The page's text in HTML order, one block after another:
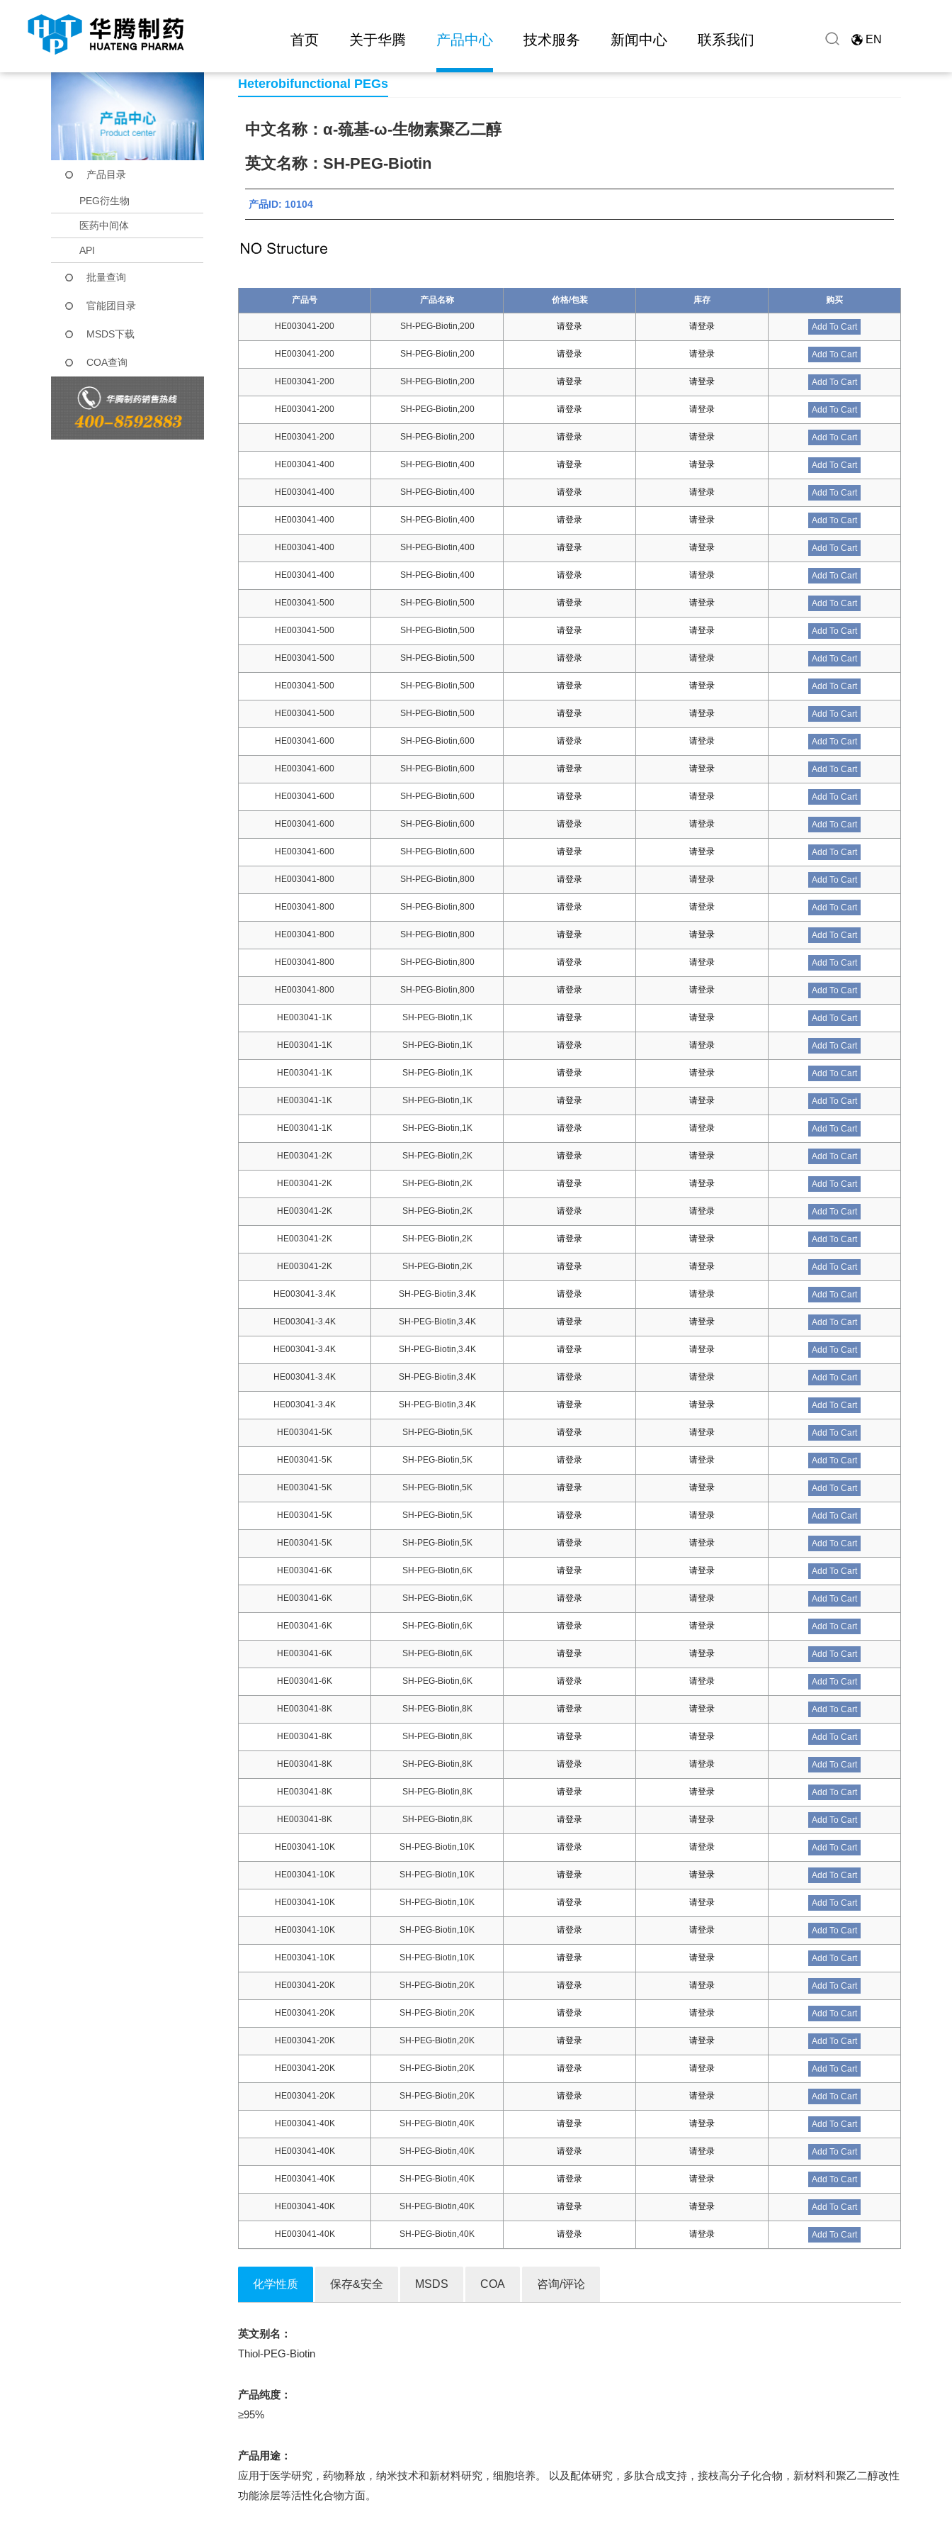
首页 关于华腾 产品中心 技术服务 新闻中心 联系我们 EN
当前位置： 首页 产品中心 SH-PEG-Biotin
产品目录
PEG衍生物
医药中间体
API
批量查询
官能团目录
MSDS下载
COA查询
Heterobifunctional PEGs
中文名称：α-巯基-ω-生物素聚乙二醇
英文名称：SH-PEG-Biotin
产品ID: 10104
产品号 产品名称 价格/包装 库存 购买
HE003041-200 SH-PEG-Biotin,200 请登录 请登录 Add To Cart
HE003041-200 SH-PEG-Biotin,200 请登录 请登录 Add To Cart
HE003041-200 SH-PEG-Biotin,200 请登录 请登录 Add To Cart
HE003041-200 SH-PEG-Biotin,200 请登录 请登录 Add To Cart
HE003041-200 SH-PEG-Biotin,200 请登录 请登录 Add To Cart
HE003041-400 SH-PEG-Biotin,400 请登录 请登录 Add To Cart
HE003041-400 SH-PEG-Biotin,400 请登录 请登录 Add To Cart
HE003041-400 SH-PEG-Biotin,400 请登录 请登录 Add To Cart
HE003041-400 SH-PEG-Biotin,400 请登录 请登录 Add To Cart
HE003041-400 SH-PEG-Biotin,400 请登录 请登录 Add To Cart
HE003041-500 SH-PEG-Biotin,500 请登录 请登录 Add To Cart
HE003041-500 SH-PEG-Biotin,500 请登录 请登录 Add To Cart
HE003041-500 SH-PEG-Biotin,500 请登录 请登录 Add To Cart
HE003041-500 SH-PEG-Biotin,500 请登录 请登录 Add To Cart
HE003041-500 SH-PEG-Biotin,500 请登录 请登录 Add To Cart
HE003041-600 SH-PEG-Biotin,600 请登录 请登录 Add To Cart
HE003041-600 SH-PEG-Biotin,600 请登录 请登录 Add To Cart
HE003041-600 SH-PEG-Biotin,600 请登录 请登录 Add To Cart
HE003041-600 SH-PEG-Biotin,600 请登录 请登录 Add To Cart
HE003041-600 SH-PEG-Biotin,600 请登录 请登录 Add To Cart
HE003041-800 SH-PEG-Biotin,800 请登录 请登录 Add To Cart
HE003041-800 SH-PEG-Biotin,800 请登录 请登录 Add To Cart
HE003041-800 SH-PEG-Biotin,800 请登录 请登录 Add To Cart
HE003041-800 SH-PEG-Biotin,800 请登录 请登录 Add To Cart
HE003041-800 SH-PEG-Biotin,800 请登录 请登录 Add To Cart
HE003041-1K SH-PEG-Biotin,1K 请登录 请登录 Add To Cart
HE003041-1K SH-PEG-Biotin,1K 请登录 请登录 Add To Cart
HE003041-1K SH-PEG-Biotin,1K 请登录 请登录 Add To Cart
HE003041-1K SH-PEG-Biotin,1K 请登录 请登录 Add To Cart
HE003041-1K SH-PEG-Biotin,1K 请登录 请登录 Add To Cart
HE003041-2K SH-PEG-Biotin,2K 请登录 请登录 Add To Cart
HE003041-2K SH-PEG-Biotin,2K 请登录 请登录 Add To Cart
HE003041-2K SH-PEG-Biotin,2K 请登录 请登录 Add To Cart
HE003041-2K SH-PEG-Biotin,2K 请登录 请登录 Add To Cart
HE003041-2K SH-PEG-Biotin,2K 请登录 请登录 Add To Cart
HE003041-3.4K SH-PEG-Biotin,3.4K 请登录 请登录 Add To Cart
HE003041-3.4K SH-PEG-Biotin,3.4K 请登录 请登录 Add To Cart
HE003041-3.4K SH-PEG-Biotin,3.4K 请登录 请登录 Add To Cart
HE003041-3.4K SH-PEG-Biotin,3.4K 请登录 请登录 Add To Cart
HE003041-3.4K SH-PEG-Biotin,3.4K 请登录 请登录 Add To Cart
HE003041-5K SH-PEG-Biotin,5K 请登录 请登录 Add To Cart
HE003041-5K SH-PEG-Biotin,5K 请登录 请登录 Add To Cart
HE003041-5K SH-PEG-Biotin,5K 请登录 请登录 Add To Cart
HE003041-5K SH-PEG-Biotin,5K 请登录 请登录 Add To Cart
HE003041-5K SH-PEG-Biotin,5K 请登录 请登录 Add To Cart
HE003041-6K SH-PEG-Biotin,6K 请登录 请登录 Add To Cart
HE003041-6K SH-PEG-Biotin,6K 请登录 请登录 Add To Cart
HE003041-6K SH-PEG-Biotin,6K 请登录 请登录 Add To Cart
HE003041-6K SH-PEG-Biotin,6K 请登录 请登录 Add To Cart
HE003041-6K SH-PEG-Biotin,6K 请登录 请登录 Add To Cart
HE003041-8K SH-PEG-Biotin,8K 请登录 请登录 Add To Cart
HE003041-8K SH-PEG-Biotin,8K 请登录 请登录 Add To Cart
HE003041-8K SH-PEG-Biotin,8K 请登录 请登录 Add To Cart
HE003041-8K SH-PEG-Biotin,8K 请登录 请登录 Add To Cart
HE003041-8K SH-PEG-Biotin,8K 请登录 请登录 Add To Cart
HE003041-10K SH-PEG-Biotin,10K 请登录 请登录 Add To Cart
HE003041-10K SH-PEG-Biotin,10K 请登录 请登录 Add To Cart
HE003041-10K SH-PEG-Biotin,10K 请登录 请登录 Add To Cart
HE003041-10K SH-PEG-Biotin,10K 请登录 请登录 Add To Cart
HE003041-10K SH-PEG-Biotin,10K 请登录 请登录 Add To Cart
HE003041-20K SH-PEG-Biotin,20K 请登录 请登录 Add To Cart
HE003041-20K SH-PEG-Biotin,20K 请登录 请登录 Add To Cart
HE003041-20K SH-PEG-Biotin,20K 请登录 请登录 Add To Cart
HE003041-20K SH-PEG-Biotin,20K 请登录 请登录 Add To Cart
HE003041-20K SH-PEG-Biotin,20K 请登录 请登录 Add To Cart
HE003041-40K SH-PEG-Biotin,40K 请登录 请登录 Add To Cart
HE003041-40K SH-PEG-Biotin,40K 请登录 请登录 Add To Cart
HE003041-40K SH-PEG-Biotin,40K 请登录 请登录 Add To Cart
HE003041-40K SH-PEG-Biotin,40K 请登录 请登录 Add To Cart
HE003041-40K SH-PEG-Biotin,40K 请登录 请登录 Add To Cart
化学性质 保存&安全 MSDS COA 咨询/评论
英文别名：
Thiol-PEG-Biotin
产品纯度：
≥95%
产品用途：
应用于医学研究，药物释放，纳米技术和新材料研究，细胞培养。 以及配体研究，多肽合成支持，接枝高分子化合物，新材料和聚乙二醇改性
功能涂层等活性化合物方面。